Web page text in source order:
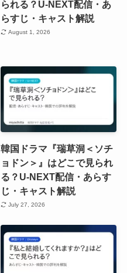
られる？U-NEXT配信・あ
らすじ・キャスト解説
August 1, 2026
韓国ドラマ『瑞草洞＜ソチ
ョドン＞』はどこで見られ
る？U-NEXT配信・あらす
じ・キャスト解説
July 27, 2026